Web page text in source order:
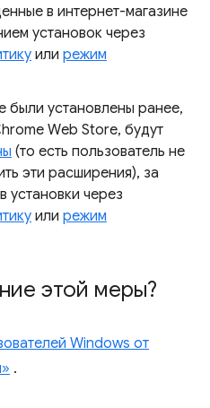
в интернет-магазине
установок через
или режим
были установлены ранее,
Web Store, будут
(то есть пользователь не
эти расширения), за
установки через
или режим
этой меры?
Windows от
.